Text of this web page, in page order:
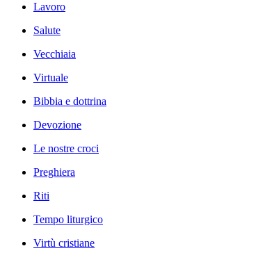
Lavoro
Salute
Vecchiaia
Virtuale
Bibbia e dottrina
Devozione
Le nostre croci
Preghiera
Riti
Tempo liturgico
Virtù cristiane